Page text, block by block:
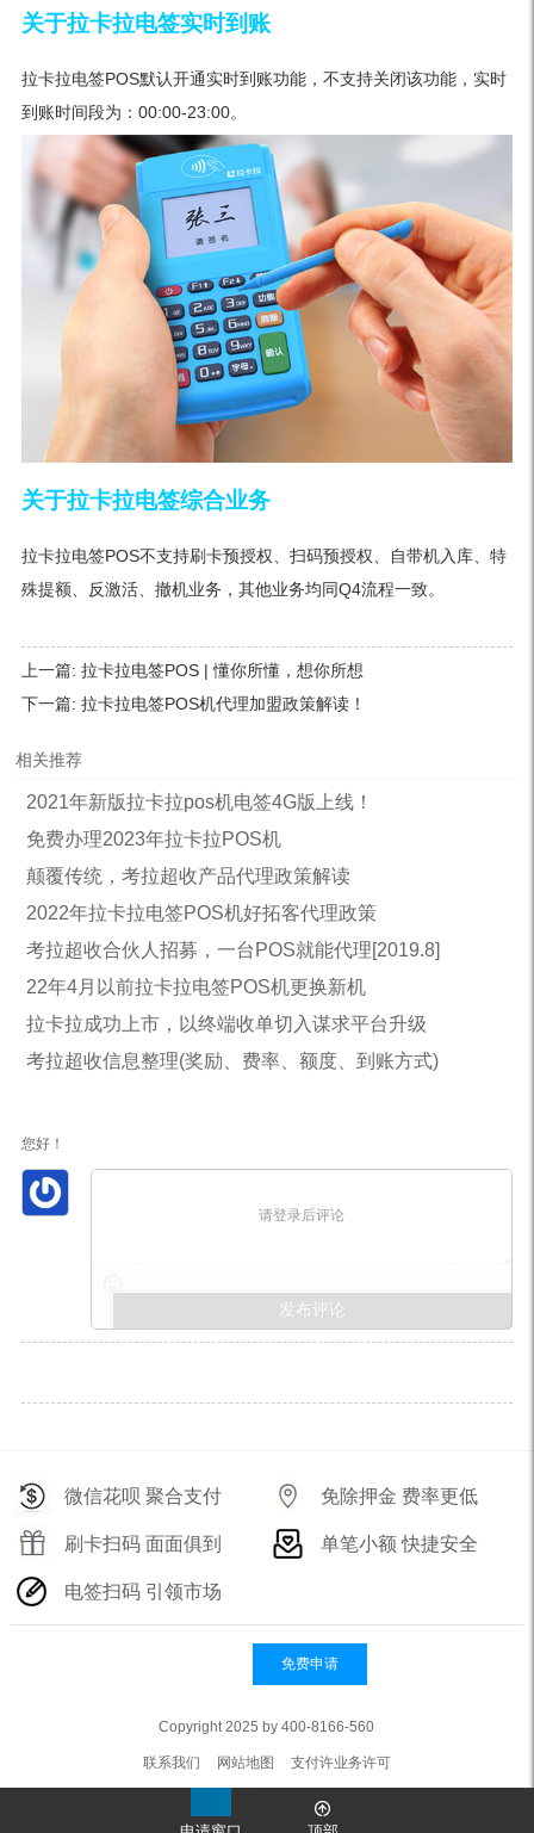
关于拉卡拉电签实时到账
拉卡拉电签POS默认开通实时到账功能，不支持关闭该功能，实时
到账时间段为：00:00-23:00。
关于拉卡拉电签综合业务
拉卡拉电签POS不支持刷卡预授权、扫码预授权、自带机入库、特
殊提额、反激活、撤机业务，其他业务均同Q4流程一致。
上一篇: 拉卡拉电签POS | 懂你所懂，想你所想
下一篇: 拉卡拉电签POS机代理加盟政策解读！
相关推荐
2021年新版拉卡拉pos机电签4G版上线！
免费办理2023年拉卡拉POS机
颠覆传统，考拉超收产品代理政策解读
2022年拉卡拉电签POS机好拓客代理政策
考拉超收合伙人招募，一台POS就能代理[2019.8]
22年4月以前拉卡拉电签POS机更换新机
拉卡拉成功上市，以终端收单切入谋求平台升级
考拉超收信息整理(奖励、费率、额度、到账方式)
您好！
请登录后评论
微信花呗 聚合支付 免除押金 费率更低
刷卡扫码 面面俱到 单笔小额 快捷安全
电签扫码 引领市场
免费申请
Copyright 2025 by 400-8166-560
联系我们 网站地图 支付许业务许可